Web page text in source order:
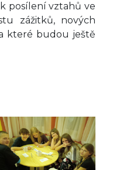
posílení vztahů ve
zážitků, nových
které budou ještě